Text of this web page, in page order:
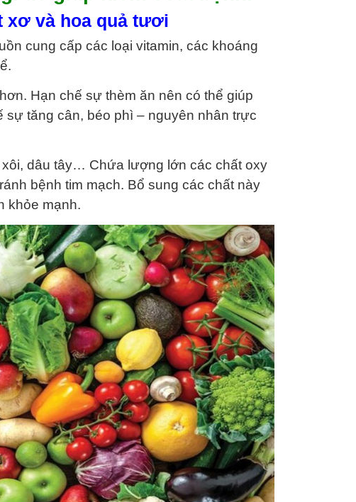
xơ và hoa quả tươi
cung cấp các loại vitamin, các khoáng
Hạn chế sự thèm ăn nên có thể giúp
tăng cân, béo phì – nguyên nhân trực
dâu tây… Chứa lượng lớn các chất oxy
bệnh tim mạch. Bổ sung các chất này
khỏe mạnh.